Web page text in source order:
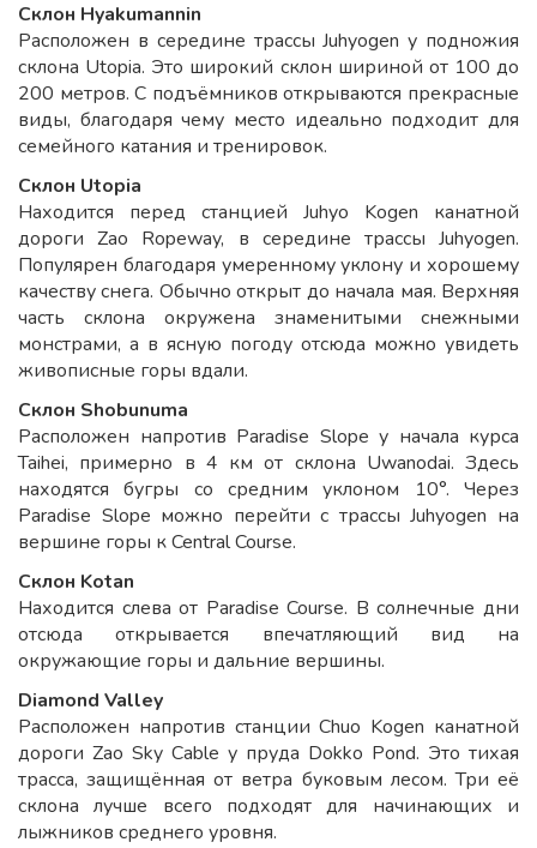
Склон Hyakumannin
Расположен в середине трассы Juhyogen у подножия
склона Utopia. Это широкий склон шириной от 100 до
200 метров. С подъёмников открываются прекрасные
виды, благодаря чему место идеально подходит для
семейного катания и тренировок.
Склон Utopia
Находится перед станцией Juhyo Kogen канатной
дороги Zao Ropeway, в середине трассы Juhyogen.
Популярен благодаря умеренному уклону и хорошему
качеству снега. Обычно открыт до начала мая. Верхняя
часть склона окружена знаменитыми снежными
монстрами, а в ясную погоду отсюда можно увидеть
живописные горы вдали.
Склон Shobunuma
Расположен напротив Paradise Slope у начала курса
Taihei, примерно в 4 км от склона Uwanodai. Здесь
находятся бугры со средним уклоном 10°. Через
Paradise Slope можно перейти с трассы Juhyogen на
вершине горы к Central Course.
Склон Kotan
Находится слева от Paradise Course. В солнечные дни
отсюда открывается впечатляющий вид на
окружающие горы и дальние вершины.
Diamond Valley
Расположен напротив станции Chuo Kogen канатной
дороги Zao Sky Cable у пруда Dokko Pond. Это тихая
трасса, защищённая от ветра буковым лесом. Три её
склона лучше всего подходят для начинающих и
лыжников среднего уровня.